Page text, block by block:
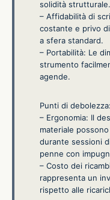
solidità strutturale.
– Affidabilità di
costante e privo
a sfera standard.
– Portabilità: Le
strumento
agende.
Punti di debolezza:
– Ergonomia: Il
materiale
durante sessioni
penne con
– Costo dei
rappresenta un
rispetto alle